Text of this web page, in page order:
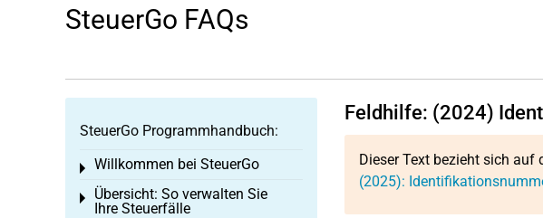
SteuerGo FAQs
Feldhilfe: (2024)
Dieser Text bezieht sich auf
(2025):
SteuerGo Programmhandbuch:
Willkommen bei SteuerGo
Toggle menu
Übersicht: So verwalten Sie
Ihre Steuerfälle
Toggle menu